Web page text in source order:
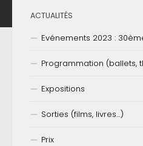
ACTUALITÉS
Evénements 2023 :
Programmation (ballets,
Expositions
Sorties (films, livres…)
Prix